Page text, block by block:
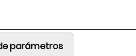
parámetros